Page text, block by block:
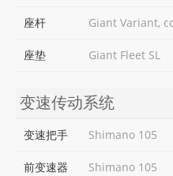
座杆 Giant Variant,
座垫 Giant Fleet SL
变速传动系统
变速把手 Shimano 105
前变速器 Shimano 105